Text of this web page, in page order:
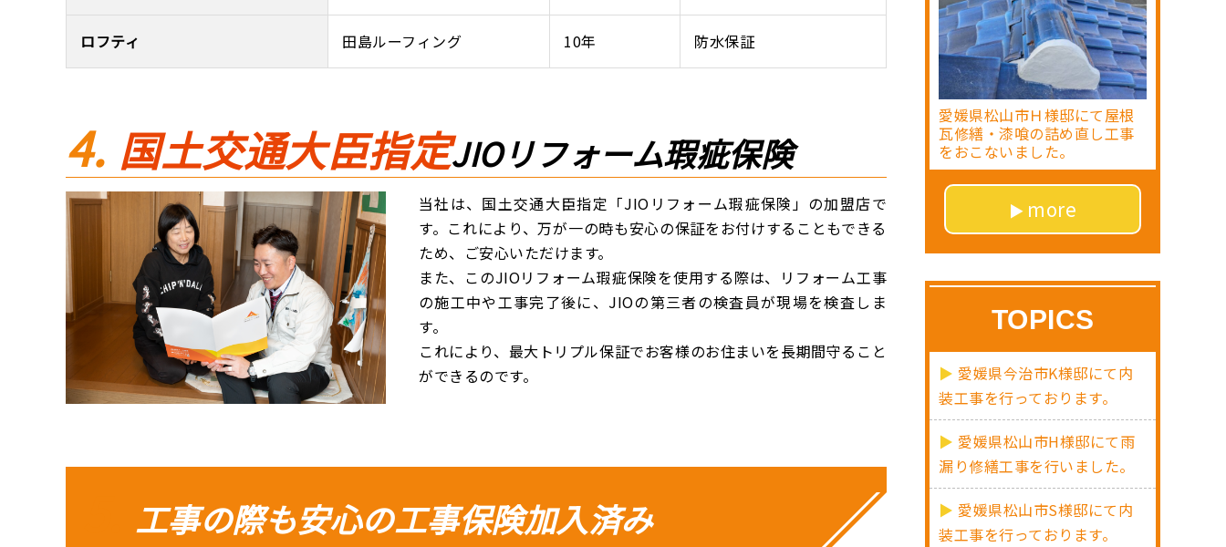
ロフティ 田島ルーフィング 10年 防水保証
国土交通大臣指定JIOリフォーム瑕疵保険
当社は、国土交通大臣指定「JIOリフォーム瑕疵保険」の加盟店で
す。これにより、万が一の時も安心の保証をお付けすることもできる
ため、ご安心いただけます。
また、このJIOリフォーム瑕疵保険を使用する際は、リフォーム工事
の施工中や工事完了後に、JIOの第三者の検査員が現場を検査しま
す。
これにより、最大トリプル保証でお客様のお住まいを長期間守ること
ができるのです。
工事の際も安心の工事保険加入済み
愛媛県松山市Ｈ様邸にて屋根
瓦修繕・漆喰の詰め直し工事
をおこないました。
more
TOPICS
愛媛県今治市K様邸にて内
装工事を行っております。
愛媛県松山市H様邸にて雨
漏り修繕工事を行いました。
愛媛県松山市S様邸にて内
装工事を行っております。